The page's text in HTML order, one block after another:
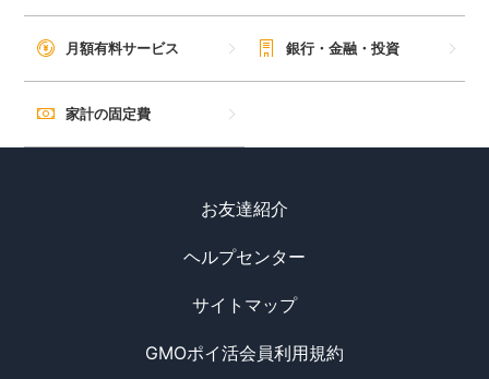
月額有料サービス 銀行・金融・投資
家計の固定費
お友達紹介
ヘルプセンター
サイトマップ
GMOポイ活会員利用規約